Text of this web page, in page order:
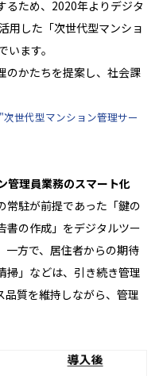
るため、2020年よりデジタ
用した「次世代型マンショ
います。
のかたちを提案し、社会課
世代型マンション管理サー
管理員業務のスマート化
駐が前提であった「鍵の
書の作成」をデジタルツー
一方で、居住者からの期待
掃」などは、引き続き管理
品質を維持しながら、管理